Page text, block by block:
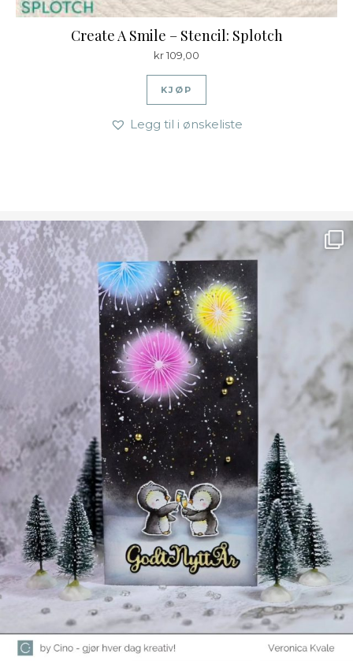
Create A Smile – Stencil: Splotch
kr109,00
KJØP
Legg til i ønskeliste
Ønsk